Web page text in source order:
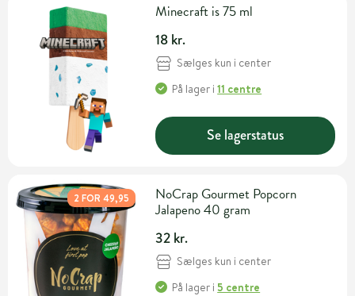
Minecraft is 75 ml
18 kr.
Sælges kun i center
På lager i11 centre
Se lagerstatus
2 FOR 49,95
NoCrap Gourmet Popcorn
Jalapeno 40 gram
32 kr.
Sælges kun i center
På lager i5 centre